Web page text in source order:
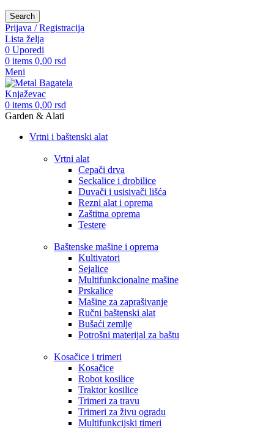
Search
Prijava / Registracija
Lista želja
0 Uporedi
0 items 0,00 rsd
Meni
0 items 0,00 rsd
Garden & Alati
Vrtni i baštenski alat
Vrtni alat
Cepači drva
Seckalice i drobilice
Duvači i usisivači lišća
Rezni alat i oprema
Zaštitna oprema
Testere
Baštenske mašine i oprema
Kultivatori
Sejalice
Multifunkcionalne mašine
Prskalice
Mašine za zaprašivanje
Ručni baštenski alat
Bušaći zemlje
Potrošni materijal za baštu
Kosačice i trimeri
Kosačice
Robot kosilice
Traktor kosilice
Trimeri za travu
Trimeri za živu ogradu
Multifunkcijski timeri